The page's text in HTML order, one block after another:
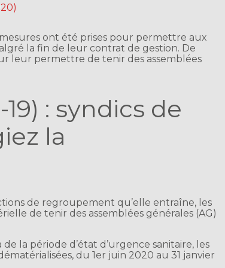
mesures ont été prises pour permettre aux
la fin de leur contrat de gestion. De
leur permettre de tenir des assemblées
: syndics de
la
de regroupement qu’elle entraîne, les
de tenir des assemblées générales (AG)
la période d’état d’urgence sanitaire, les
du 1er juin 2020 au 31 janvier